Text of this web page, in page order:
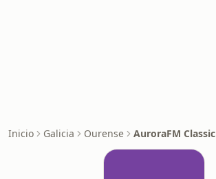
Inicio Galicia Ourense AuroraFM Classic